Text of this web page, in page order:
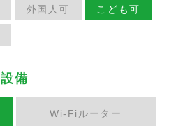
外国人可 こども可
設備
Wi-Fiルーター